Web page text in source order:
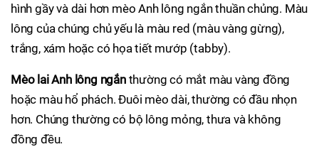
hình gầy và dài hơn mèo Anh lông ngắn thuần chủng. Màu
lông của chúng chủ yếu là màu red (màu vàng gừng),
trắng, xám hoặc có họa tiết mướp (tabby).
Mèo lai Anh lông ngắnthường có mắt màu vàng đồng
hoặc màu hổ phách. Đuôi mèo dài, thường có đầu nhọn
hơn. Chúng thường có bộ lông mỏng, thưa và không
đồng đều.